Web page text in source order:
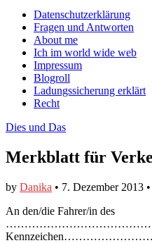
Facebook
anzeigen
Twitter
anzeigen
auf
Instagram
anzeigen
Main
menu
Skip
content
Datenschutzerklärung
Fragen und Antworten
About me
Ich im world wide web
Impressum
Blogroll
Ladungssicherung erklärt
Recht
Dies und Das
Merkblatt für
by Danika • 7. Dezember 2013 •
An den/die Fahrer/in des